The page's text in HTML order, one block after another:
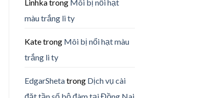
Linhkatrong Môi bị nổi hạt
màu trắng li ty
Katetrong Môi bị nổi hạt màu
trắng li ty
EdgarShetatrong Dịch vụ cài